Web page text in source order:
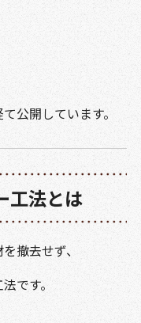
公開しています。
工法とは
撤去せず、
です。